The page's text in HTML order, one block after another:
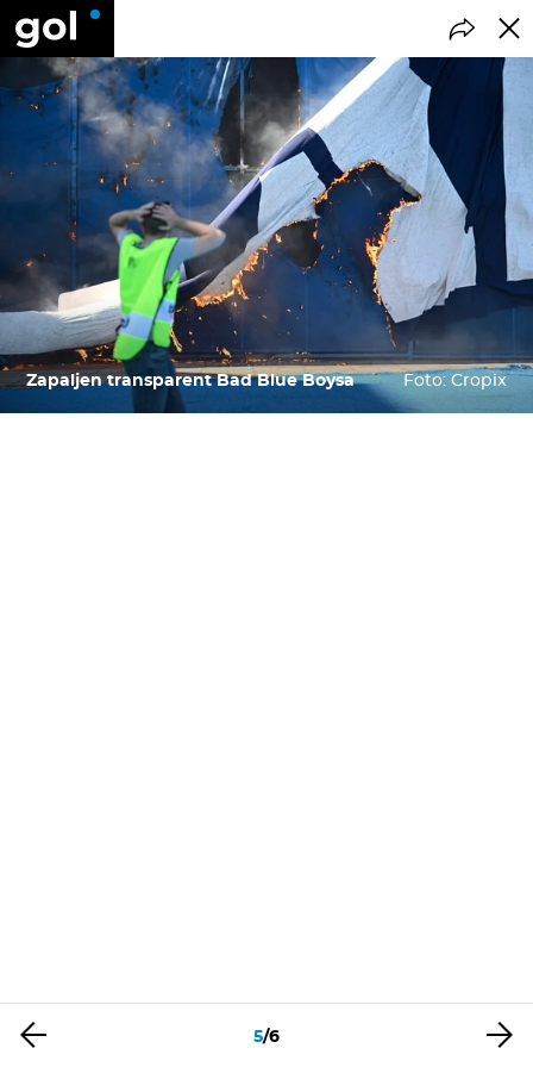
Zapaljen transparent Bad Blue Boysa Foto: Cropix
5/6